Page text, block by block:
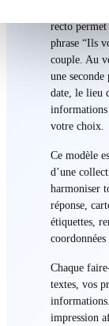
recto
phrase “Ils
couple. Au
une
date, le lieu
informations
votre choix.
Ce modèle
d’une
harmoniser
réponse,
étiquettes,
coordonnées
Chaque
textes, vos
impression